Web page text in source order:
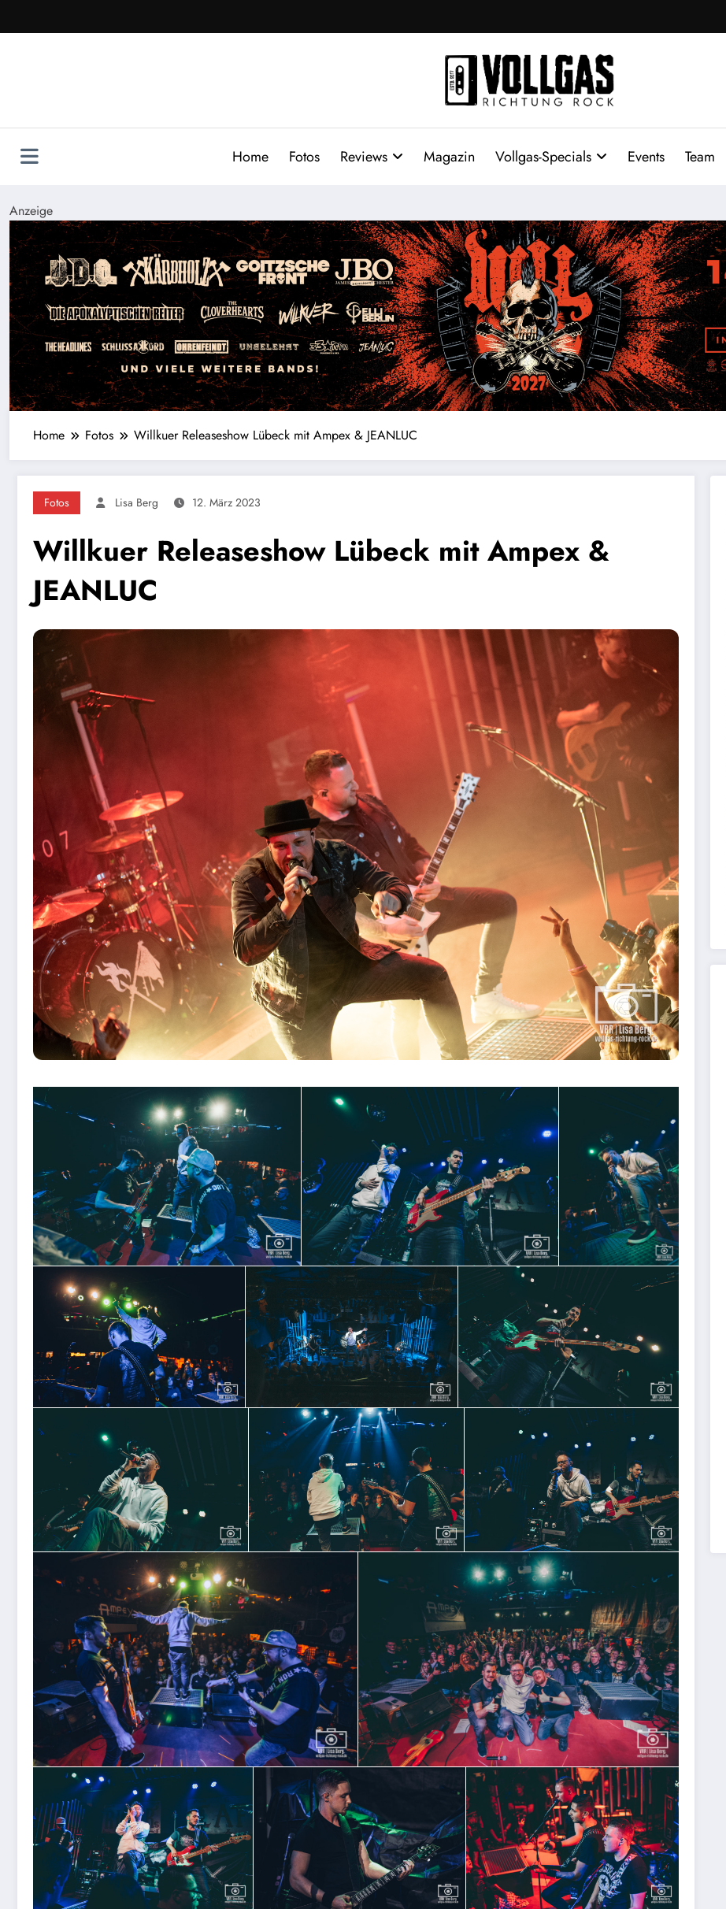
Inhalt
Home Fotos Reviews Magazin Vollgas-Specials Events Team
Anzeige
Home Fotos Willkuer Releaseshow Lübeck mit Ampex & JEANLUC
Fotos Lisa Berg 12. März 2023
Willkuer Releaseshow Lübeck mit Ampex &
JEANLUC